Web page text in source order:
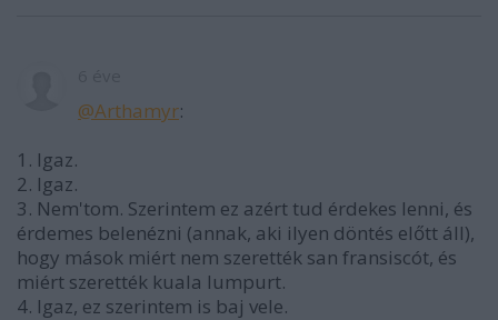
@Arthamyr:
1. Igaz.
2. Igaz.
3. Nem'tom. Szerintem ez azért tud érdekes lenni, és
érdemes belenézni (annak, aki ilyen döntés előtt áll),
hogy mások miért nem szerették san fransiscót, és
miért szerették kuala lumpurt.
4. Igaz, ez szerintem is baj vele.